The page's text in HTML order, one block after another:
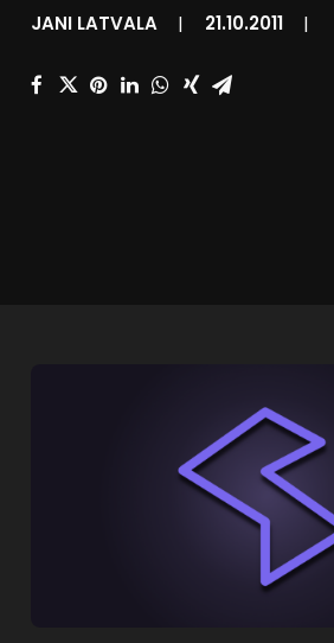
JANI LATVALA | 21.10.2011 |